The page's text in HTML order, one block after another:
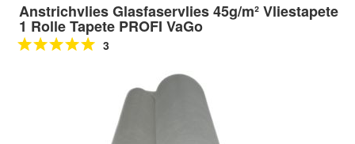
Anstrichvlies Glasfaservlies 45g/m² Vliestapete
1 Rolle Tapete PROFI VaGo
3